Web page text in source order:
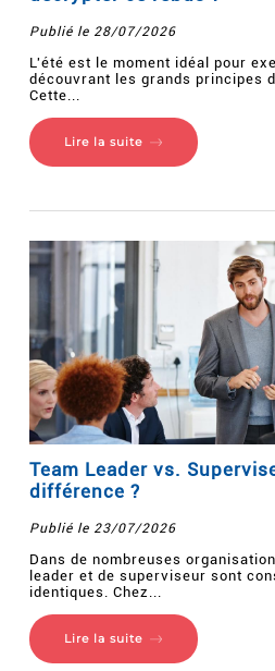
Publié le 28/07/2026
L'été est le moment idéal pour
découvrant les grands principes
Cette...
Lire la suite
Team Leader vs.
différence ?
Publié le 23/07/2026
Dans de nombreuses
leader et de superviseur sont
identiques. Chez...
Lire la suite